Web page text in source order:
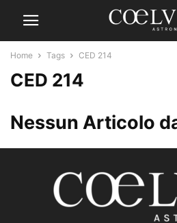
Home Tags CED 214
CED 214
Nessun Articolo